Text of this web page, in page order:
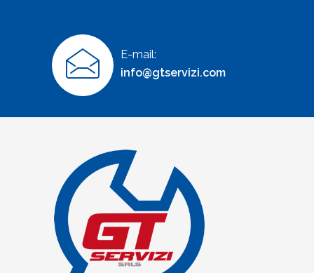
E-mail:
info@gtservizi.com